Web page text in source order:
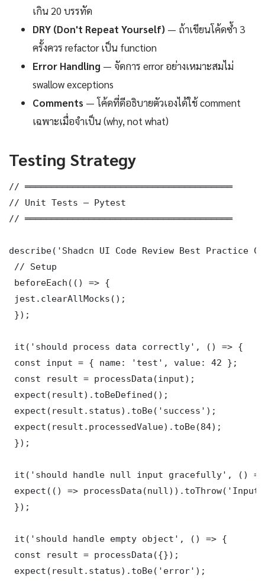
เกิน 20 บรรทัด
DRY (Don't Repeat Yourself) — ถ้าเขียนโค้ดซ้ำ 3
ครั้งควร refactor เป็น function
Error Handling — จัดการ error อย่างเหมาะสมไม่
swallow exceptions
Comments — โค้ดที่ดีอธิบายตัวเองได้ใช้ comment
เฉพาะเมื่อจำเป็น (why, not what)
Testing Strategy
// ═══════════════════════════════════════
// Unit Tests — Pytest
// ═══════════════════════════════════════
describe('Shadcn UI Code Review Best Practice
// Setup
beforeEach(() => {
jest.clearAllMocks();
});
it('should process data correctly', () => {
const input = { name: 'test', value: 42 };
const result = processData(input);
expect(result).toBeDefined();
expect(result.status).toBe('success');
expect(result.processedValue).toBe(84);
});
it('should handle null input gracefully', ()
expect(() =>
});
it('should handle empty object', () => {
const result = processData({});
expect(result.status).toBe('error');